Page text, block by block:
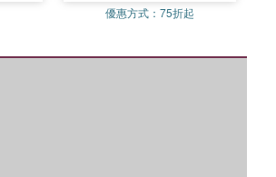
優惠方式：75折起